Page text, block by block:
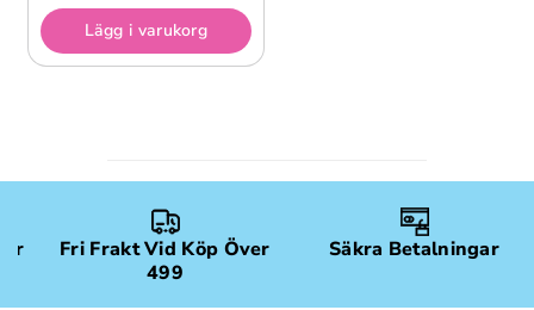
Lägg i varukorg
Fri Frakt Vid Köp Över
499
Säkra Betalningar